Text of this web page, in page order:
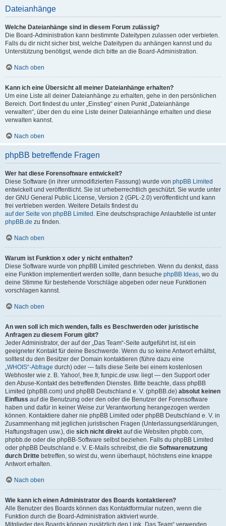
Dateianhänge
Welche Dateianhänge sind in diesem Forum zulässig?
Die Board-Administration kann bestimmte Dateitypen zulassen oder verbieten.
Falls du dir nicht sicher bist, welche Dateitypen du anhängen kannst und du
Unterstützung benötigst, wende dich bitte an die Board-Administration.
Nach oben
Kann ich eine Übersicht all meiner Dateianhänge erhalten?
Um eine Liste all deiner Dateianhänge zu erhalten, gehe in den persönlichen
Bereich. Dort findest du unter „Einstieg“ einen Punkt „Dateianhänge
verwalten“, über den du eine Liste deiner Dateianhänge erhalten und diese
verwalten kannst.
Nach oben
phpBB betreffende Fragen
Wer hat diese Forensoftware entwickelt?
Diese Software (in ihrer unmodifizierten Fassung) wurde von phpBB Limited
entwickelt und veröffentlicht. Sie ist urheberrechtlich geschützt. Sie wurde unter
der GNU General Public License, Version 2 (GPL-2.0) veröffentlicht und kann
frei vertrieben werden. Weitere Details findest du
auf der Seite von phpBB Limited . Eine deutschsprachige Anlaufstelle ist unter
phpBB.de zu finden.
Nach oben
Warum ist Funktion x oder y nicht enthalten?
Diese Software wurde von phpBB Limited geschrieben. Wenn du denkst, dass
eine Funktion implementiert werden sollte, dann besuche phpBB Ideas, wo du
deine Stimme für bestehende Vorschläge abgeben oder neue Funktionen
vorschlagen kannst.
Nach oben
An wen soll ich mich wenden, falls es Beschwerden oder juristische
Anfragen zu diesem Forum gibt?
Jeder Administrator, der auf der „Das Team“-Seite aufgeführt ist, ist ein
geeigneter Kontakt für deine Beschwerde. Wenn du so keine Antwort erhältst,
solltest du den Besitzer der Domain kontaktieren (führe dazu eine
„WHOIS“-Abfrage durch) oder — falls diese Seite bei einem kostenlosen
Webhoster wie z. B. Yahoo!, free.fr, funpic.de usw. liegt — den Support oder
den Abuse-Kontakt des betreffenden Dienstes. Bitte beachte, dass phpBB
Limited (phpBB.com) und phpBB Deutschland e. V. (phpBB.de) absolut keinen
Einfluss auf die Benutzung oder den oder die Benutzer der Forensoftware
haben und dafür in keiner Weise zur Verantwortung herangezogen werden
können. Kontaktiere daher nie phpBB Limited oder phpBB Deutschland e. V. in
Zusammenhang mit jeglichen juristischen Fragen (Unterlassungserklärungen,
Haftungsfragen usw.), die sich nicht direkt auf die Websiten phpbb.com,
phpbb.de oder die phpBB-Software selbst beziehen. Falls du phpBB Limited
oder phpBB Deutschland e. V. E-Mails schreibst, die die Softwarenutzung
durch Dritte betreffen, so wirst du, wenn überhaupt, höchstens eine knappe
Antwort erhalten.
Nach oben
Wie kann ich einen Administrator des Boards kontaktieren?
Alle Benutzer des Boards können das Kontaktformular nutzen, wenn die
Funktion durch die Board-Administration aktiviert wurde.
Mitglieder des Boards können zusätzlich den Link „Das Team“ verwenden.